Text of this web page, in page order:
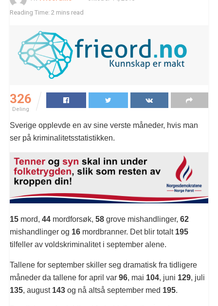
Reading Time: 2 mins read
326
Deling
Sverige opplevde en av sine verste måneder, hvis man
ser på kriminalitetsstatistikken.
15 mord, 44 mordforsøk, 58 grove mishandlinger, 62
mishandlinger og 16 mordbranner. Det blir totalt 195
tilfeller av voldskriminalitet i september alene.
Tallene for september skiller seg dramatisk fra tidligere
måneder da tallene for april var 96, mai 104, juni 129, juli
135, august 143 og nå altså september med 195.